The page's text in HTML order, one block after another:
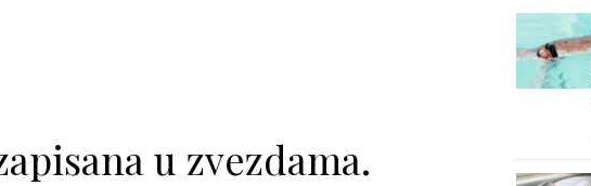
u zvezdama.